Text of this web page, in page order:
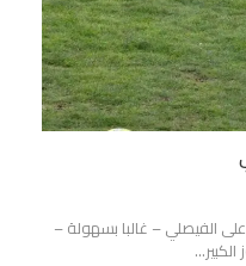
الفيصلي – غالبا بسهولة –